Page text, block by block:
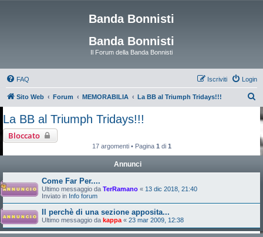
Banda Bonnisti
Banda Bonnisti
Il Forum della Banda Bonnisti
FAQ Login
Iscriviti
Sito Web Forum MEMORABILIA La BB al Triumph Tridays!!!
La BB al Triumph Tridays!!!
Bloccato
17 argomenti • Pagina 1 di 1
Annunci
Come Far Per....
Ultimo messaggio da TerRamano « 13 dic 2018, 21:40
Inviato in Info forum
Il perchè di una sezione apposita...
Ultimo messaggio da kappa « 23 mar 2009, 12:38